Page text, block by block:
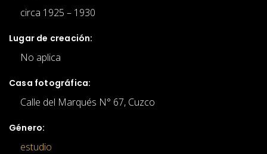
circa 1925 – 1930
Lugar de creación:
No aplica
Casa fotográfica:
Calle del Marqués N° 67, Cuzco
Género:
estudio